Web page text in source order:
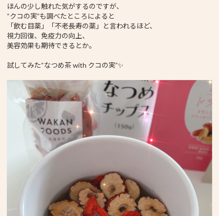
ほんの少し触れた気がするのですが、
“クコの実”も調べたところによると
「飲む目薬」「不老長寿の薬」と言われるほど、
視力回復、免疫力の向上、
美容効果も期待できるとか。
試してみた“なつめ茶 with クコの実”✨